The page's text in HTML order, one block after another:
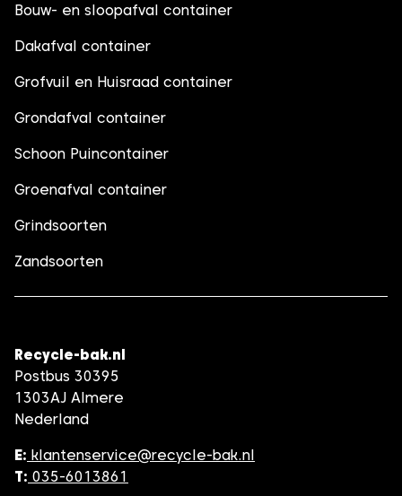
Bouw- en sloopafval container
Dakafval container
Grofvuil en Huisraad container
Grondafval container
Schoon Puincontainer
Groenafval container
Grindsoorten
Zandsoorten
Recycle-bak.nl
Postbus 30395
1303AJ Almere
Nederland
E: klantenservice@recycle-bak.nl
T: 035-6013861